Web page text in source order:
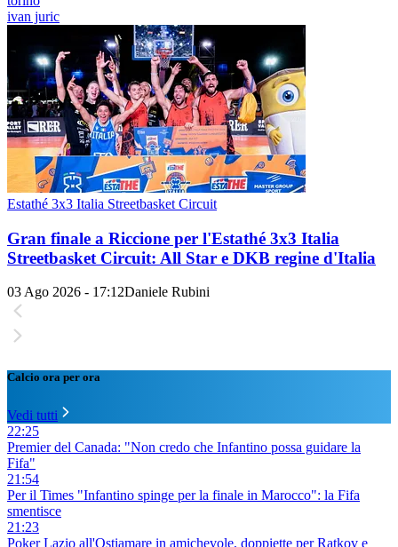
ivan juric
Estathé 3x3 Italia Streetbasket Circuit
Gran finale a Riccione per l'Estathé 3x3 Italia
Streetbasket Circuit: All Star e DKB regine d'Italia
03 Ago 2026 - 17:12Daniele Rubini
Calcio ora per ora
Vedi tutti
22:25
Premier del Canada: "Non credo che Infantino possa guidare la
Fifa"
21:54
Per il Times "Infantino spinge per la finale in Marocco": la Fifa
smentisce
21:23
Poker Lazio all'Ostiamare in amichevole, doppiette per Ratkov e